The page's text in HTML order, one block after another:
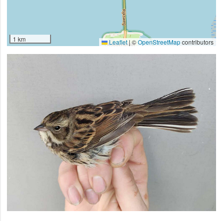
1 km Leaflet|©OpenStreetMapcontributors